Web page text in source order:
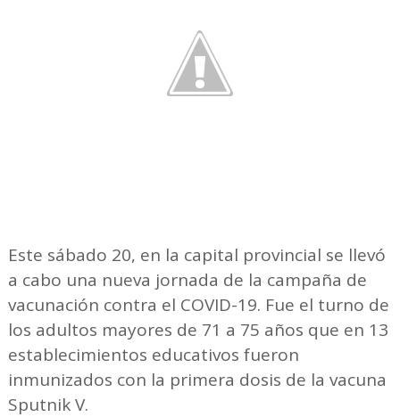
Este sábado 20, en la capital provincial se llevó
a cabo una nueva jornada de la campaña de
vacunación contra el COVID-19. Fue el turno de
los adultos mayores de 71 a 75 años que en 13
establecimientos educativos fueron
inmunizados con la primera dosis de la vacuna
Sputnik V.